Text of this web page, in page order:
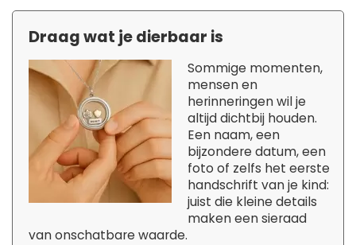
Draag wat je dierbaar is
Sommige momenten,
mensen en
herinneringen wil je
altijd dichtbij houden.
Een naam, een
bijzondere datum, een
foto of zelfs het eerste
handschrift van je kind:
juist die kleine details
maken een sieraad
van onschatbare waarde.